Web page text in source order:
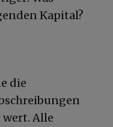
Kapital?
die
Alle